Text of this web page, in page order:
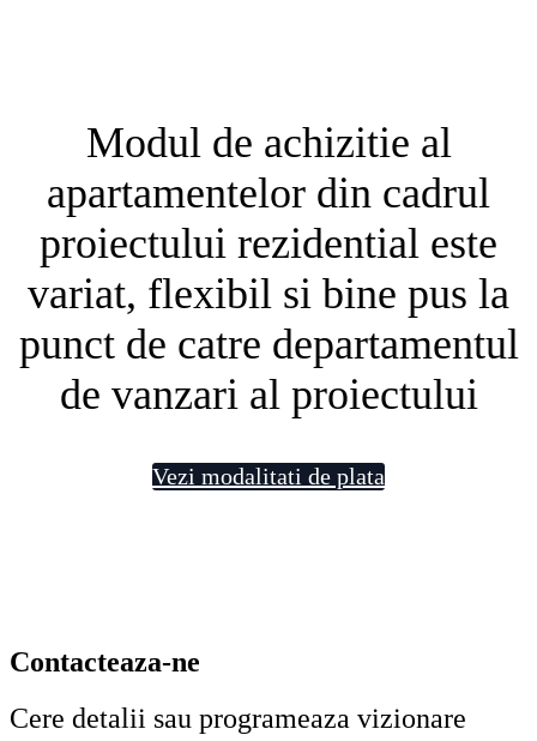
Modul de achizitie al
apartamentelor din cadrul
proiectului rezidential este
variat, flexibil si bine pus la
punct de catre departamentul
de vanzari al proiectului
Vezi modalitati de plata
Contacteaza-ne
Cere detalii sau programeaza vizionare